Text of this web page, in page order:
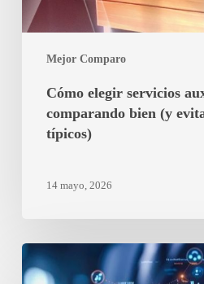
Mejor Comparo
evitando
errores
Cómo elegir servicios
comparando bien (y
típicos)
14 mayo, 2026
Cuánto
puedes